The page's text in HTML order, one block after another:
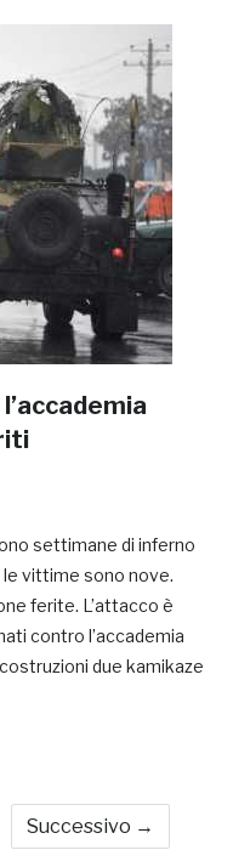
settimane di inferno
vittime sono nove.
ferite. L’attacco è
contro l’accademia
due kamikaze
Successivo →